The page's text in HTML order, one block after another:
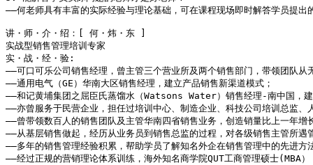
――何老师具有丰富的实际经验与理论基础，可在课程现场即时解答学员提出
讲・师・介・绍：[ 何・炜・东 ]
实战型销售管理培训专家
实・战・经・验:
――可口可乐公司销售经理，曾主管三个营业所及两个销售部门，带领团队从
――通用电气（GE）华南大区销售经理，建立产品销售新渠道模式；
――和记黄埔集团之屈臣氏蒸馏水（Watsons Water）销售经理-南中
――亦曾服务于民营企业，担任过培训中心、制造企业、科技公司培训总监、
――曾带领数百人的销售团队及主管华南四省销售业务，创造销量比上一年增
――从基层销售做起，经历从业务员到销售总监的过程，对各级销售主管所遇
――多年的销售管理经验积累，帮助学员了解知名外企在销售管理中的先进方
――经过正规的营销理论体系训练，海外知名商学院QUT工商管理硕士(MBA）